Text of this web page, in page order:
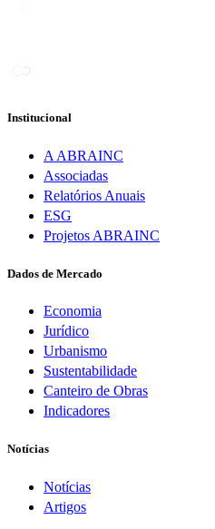
Institucional
A ABRAINC
Associadas
Relatórios Anuais
ESG
Projetos ABRAINC
Dados de Mercado
Economia
Jurídico
Urbanismo
Sustentabilidade
Canteiro de Obras
Indicadores
Notícias
Notícias
Artigos